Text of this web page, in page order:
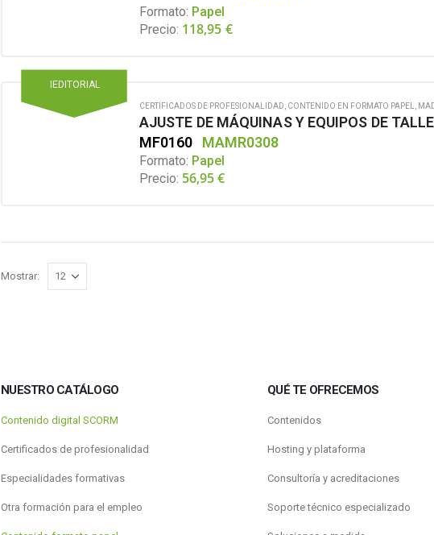
Formato: Papel
Precio: 118,95 €
IEDITORIAL
CERTIFICADOS DE PROFESIONALIDAD CONTENIDO EN FORMATO PAPEL
AJUSTE DE MÁQUINAS Y EQUIPOS DE
MF0160
MAMR0308
Formato: Papel
Precio: 56,95€
Mostrar:
NUESTRO CATÁLOGO
Contenido digital SCORM
Certificados de profesionalidad
Especialidades formativas
Otra formación para el empleo
QUÉ TE OFRECEMOS
Contenidos
Hosting y plataforma
Consultoría y acreditaciones
Soporte técnico especializado